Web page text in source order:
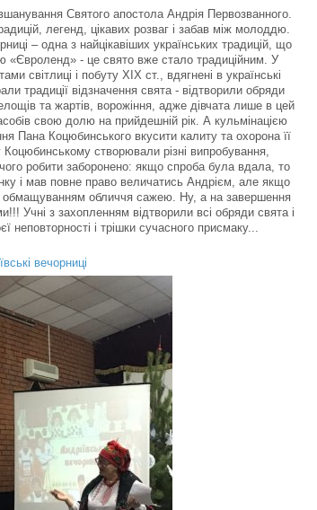
Святого апостола Андрія Первозванного.
легенд, цікавих розваг і забав між молоддю.
– одна з найцікавіших українських традицій, що
«Євроленд» - це свято вже стало традиційним. У
світлиці і побуту ХІХ ст., вдягнені в українські
традиції відзначення свята - відтворили обряди
та жартів, ворожіння, адже дівчата лише в цей
свою долю на прийдешній рік. А кульмінацією
Пана Коцюбинського вкусити калиту та охорона її
створювали різні випробування,
робити заборонено: якщо спроба була вдала, то
і мав повне право величатись Андрієм, але якщо
обмащуванням обличчя сажею. Ну, а на завершення
Учні з захопленням відтворили всі обряди свята і
неповторності і трішки сучасного присмаку...